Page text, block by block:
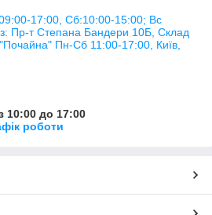
17:00, Сб:10:00-15:00; Вс
Пр-т Степана Бандери 10Б, Склад
Пн-Cб 11:00-17:00, Київ,
10:00 до 17:00
роботи